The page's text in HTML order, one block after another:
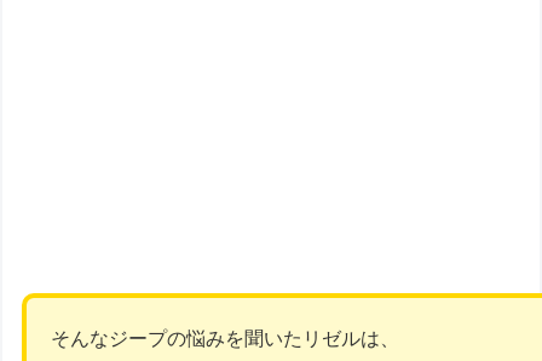
そんなジープの悩みを聞いたリゼルは、